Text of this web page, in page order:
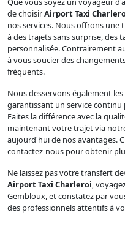
de choisirAirport Taxi
nos services. Nous offrons
à des trajets sans surprise, des
personnalisée. Contrairement
à vous soucier des
fréquents.
Nous desservons également
garantissant un service
Faites la différence avec la
maintenant votre trajet via
aujourd'hui de nos avantages.
contactez-nous pour obtenir
Ne laissez pas votre transfert
Airport Taxi Charleroi,
Gembloux, et constatez par
des professionnels attentifs à